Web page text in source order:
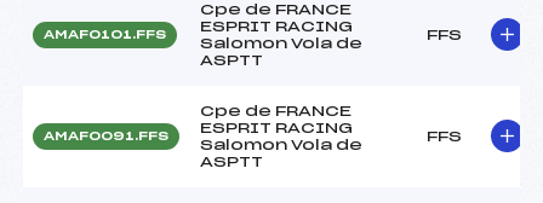
AMAF0101.FFS
Cpe de FRANCE
ESPRIT RACING
Salomon Vola de
ASPTT
FFS
AMAF0091.FFS
Cpe de FRANCE
ESPRIT RACING
Salomon Vola de
ASPTT
FFS